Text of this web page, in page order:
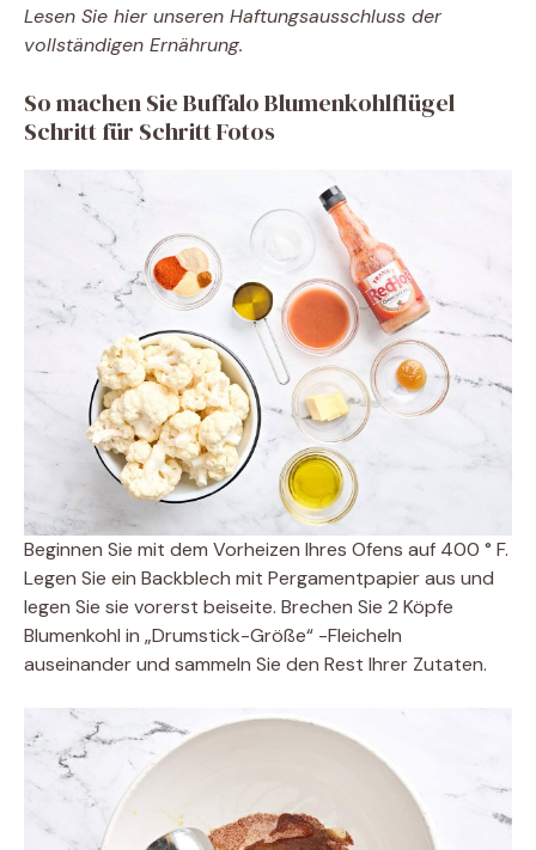
Lesen Sie hier unseren Haftungsausschluss der
vollständigen Ernährung.
So machen Sie Buffalo Blumenkohlflügel
Schritt für Schritt Fotos
Beginnen Sie mit dem Vorheizen Ihres Ofens auf 400 ° F.
Legen Sie ein Backblech mit Pergamentpapier aus und
legen Sie sie vorerst beiseite. Brechen Sie 2 Köpfe
Blumenkohl in „Drumstick-Größe“ -Fleicheln
auseinander und sammeln Sie den Rest Ihrer Zutaten.